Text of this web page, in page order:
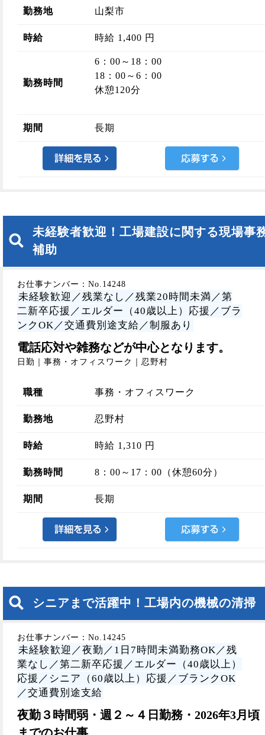
勤務地 山梨市
時給 時給 1,400 円
勤務時間
6：00～18：00
18：00～6：00
休憩120分
期間 長期
未経験者歓迎！工場建設に関する現場事
補助
お仕事ナンバー：No.14248
未経験歓迎／残業なし／残業20時間未満／第
二新卒応援／エルダー（40歳以上）応援／ブラ
ンクOK／交通費別途支給／制服あり
電話応対や雑務などが中心となります。
日勤｜事務・オフィスワーク｜忍野村
職種 事務・オフィスワーク
勤務地 忍野村
時給 時給 1,310 円
勤務時間 8：00～17：00（休憩60分）
期間 長期
シニアまで活躍中！工場内の機械の清掃
お仕事ナンバー：No.14245
未経験歓迎／夜勤／1日7時間未満勤務OK／残
業なし／第二新卒応援／エルダー（40歳以上）
応援／シニア（60歳以上）応援／ブランクOK
／交通費別途支給
夜勤３時間弱・週２～４日勤務・2026年3月頃